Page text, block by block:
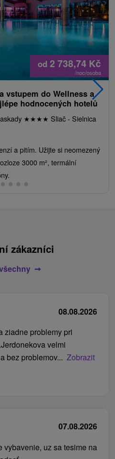
od 2 738,74 Kč
/noc/osoba
vstupem do Wellness a
hodnocených hotelů
★★★★ Sliač - Sielnica
a pitím. Užijte si neomezený
3000 m², termální
zákazníci
08.08.2026
ziadne problemy pri
velmi
bez problemov... Zobrazit
07.08.2026
vybavenie, uz sa tesime na